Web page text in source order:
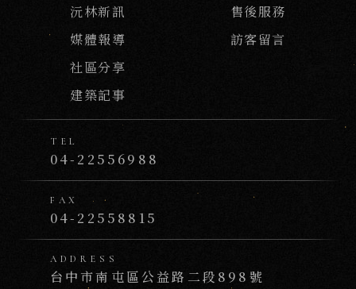
沅林新訊
媒體報導
社區分享
建築記事
售後服務
訪客留言
TEL
04-22556988
FAX
04-22558815
ADDRESS
台中市南屯區公益路二段898號